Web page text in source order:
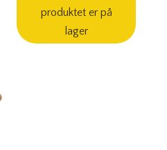
produktet er på
lager